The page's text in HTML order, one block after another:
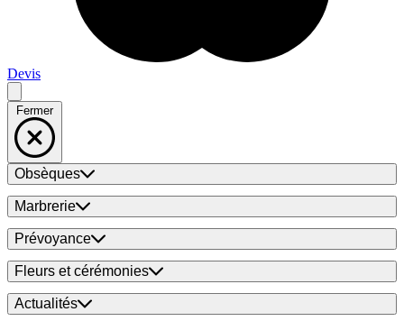
Devis
Fermer
Obsèques
Marbrerie
Prévoyance
Fleurs et cérémonies
Actualités